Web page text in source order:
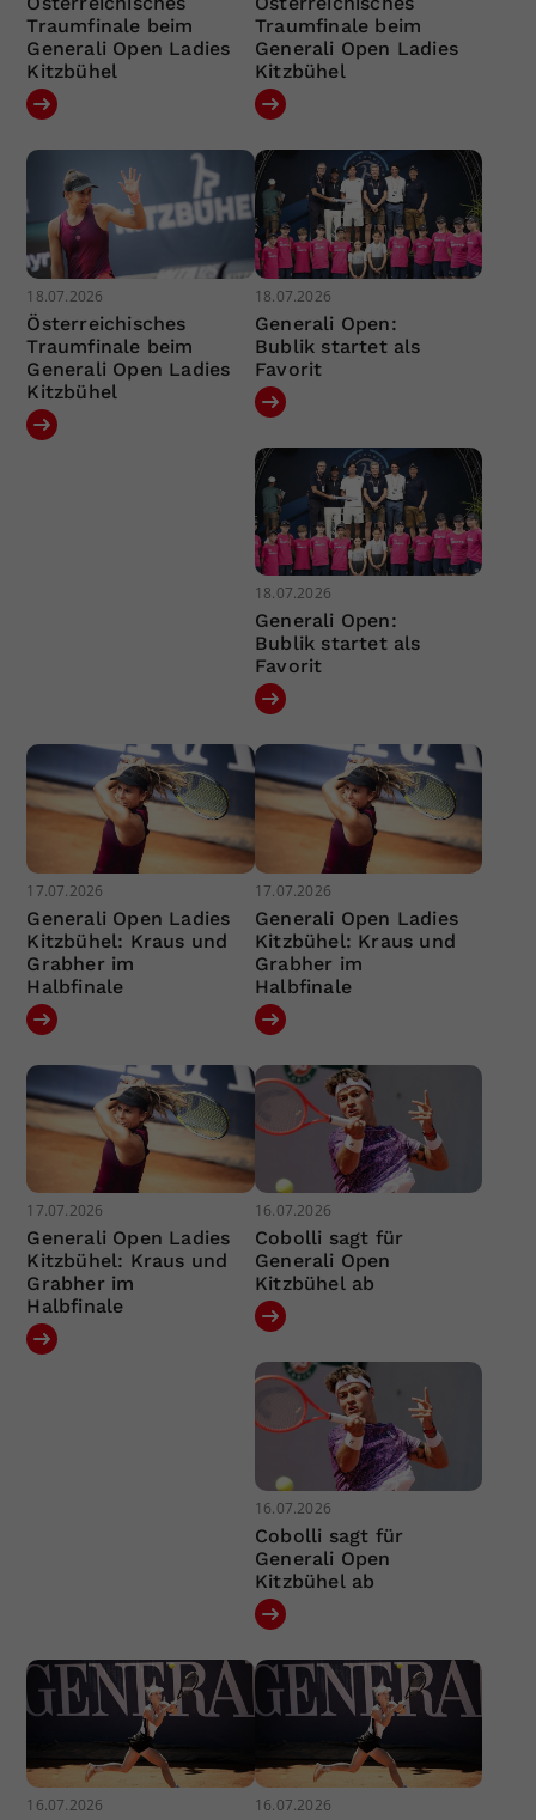
Traumfinale beim
Generali Open Ladies
Kitzbühel
Traumfinale beim
Generali Open Ladies
Kitzbühel
18.07.2026
Österreichisches
Traumfinale beim
Generali Open Ladies
Kitzbühel
18.07.2026
Generali Open:
Bublik startet als
Favorit
18.07.2026
Generali Open:
Bublik startet als
Favorit
17.07.2026
Generali Open Ladies
Kitzbühel: Kraus und
Grabher im
Halbfinale
17.07.2026
Generali Open Ladies
Kitzbühel: Kraus und
Grabher im
Halbfinale
17.07.2026
Generali Open Ladies
Kitzbühel: Kraus und
Grabher im
Halbfinale
16.07.2026
Cobolli sagt für
Generali Open
Kitzbühel ab
16.07.2026
Cobolli sagt für
Generali Open
Kitzbühel ab
16.07.2026 16.07.2026